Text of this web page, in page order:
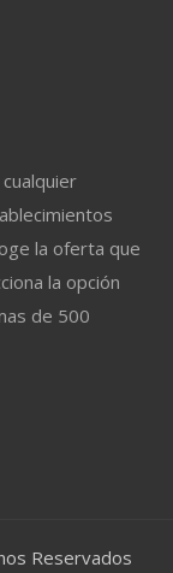
la oferta que
la opción
de 500
Reservados